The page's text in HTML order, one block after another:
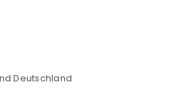
Deutschland